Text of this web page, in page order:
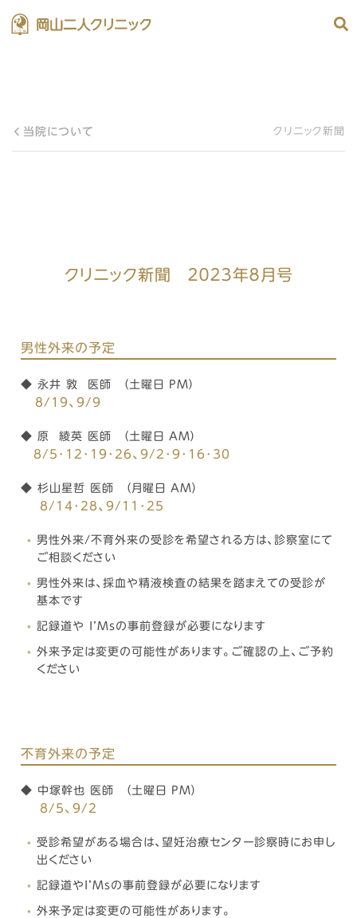
当院について クリニック新聞
クリニック新聞 ２０２３年８月号
男性外来の予定
◆ 永井 敦 医師 （土曜日 PM）
8 /19、9 /9
◆ 原 綾英 医師 （土曜日 AM）
8 /5･12･19･26、9 /2･9･16･30
◆ 杉山星哲 医師 （月曜日 AM）
8 /14･28、9 /11･25
男性外来/不育外来の受診を希望される方は、診察室にて
ご相談ください
男性外来は、採血や精液検査の結果を踏まえての受診が
基本です
記録道や I’Msの事前登録が必要になります
外来予定は変更の可能性があります。ご確認の上、ご予約
ください
不育外来の予定
◆ 中塚幹也 医師 （土曜日 PM）
8 /5、9 /2
受診希望がある場合は、望妊治療センター診察時にお申し
出ください
記録道やI’Msの事前登録が必要になります
外来予定は変更の可能性があります。